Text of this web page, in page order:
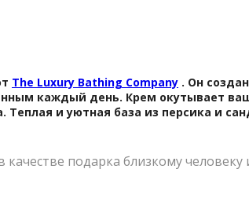
The Luxury Bathing Company . Он
каждый день. Крем окутывает
и уютная база из персика и
подарка близкому человеку